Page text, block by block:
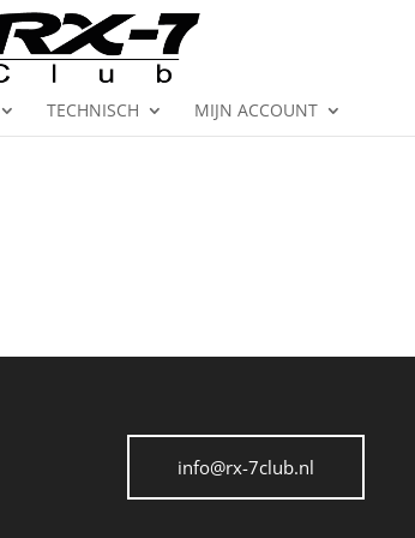
TECHNISCH MIJN ACCOUNT
info@rx-7club.nl